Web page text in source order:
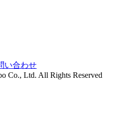
い合わせ
Co., Ltd. All Rights Reserved